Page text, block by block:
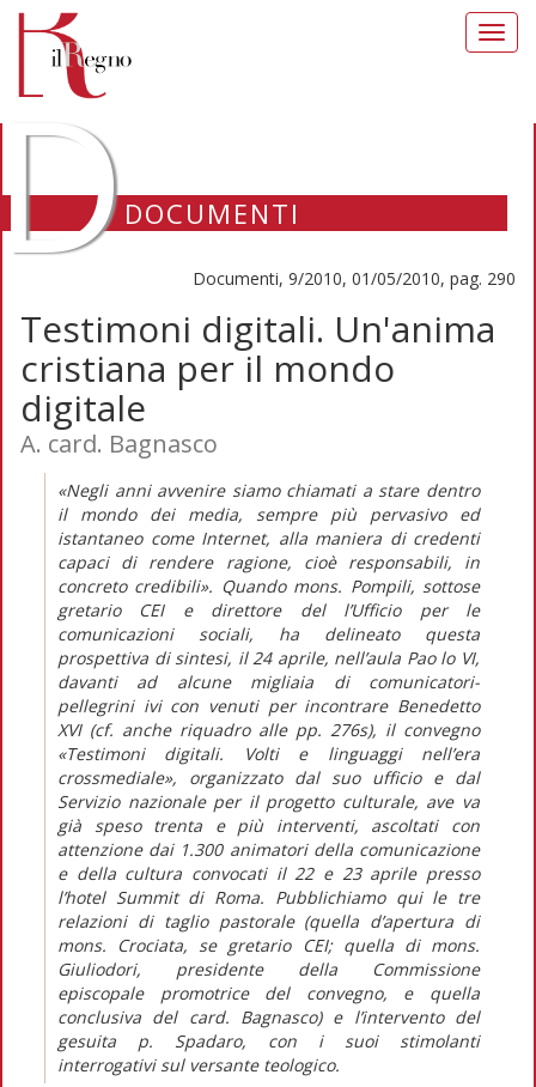
DOCUMENTI
Documenti, 9/2010, 01/05/2010, pag. 290
Testimoni digitali. Un'anima
cristiana per il mondo
digitale
A. card. Bagnasco
«Negli anni avvenire siamo chiamati a stare dentro
il mondo dei media, sempre più pervasivo ed
istantaneo come Internet, alla maniera di credenti
capaci di rendere ragione, cioè responsabili, in
concreto credibili». Quando mons. Pompili, sottose
gretario CEI e direttore del l’Ufficio per le
comunicazioni sociali, ha delineato questa
prospettiva di sintesi, il 24 aprile, nell’aula Pao lo VI,
davanti ad alcune migliaia di comunicatori-
pellegrini ivi con venuti per incontrare Benedetto
XVI (cf. anche riquadro alle pp. 276s), il convegno
«Testimoni digitali. Volti e linguaggi nell’era
crossmediale», organizzato dal suo ufficio e dal
Servizio nazionale per il progetto culturale, ave va
già speso trenta e più interventi, ascoltati con
attenzione dai 1.300 animatori della comunicazione
e della cultura convocati il 22 e 23 aprile presso
l’hotel Summit di Roma. Pubblichiamo qui le tre
relazioni di taglio pastorale (quella d’apertura di
mons. Crociata, se gretario CEI; quella di mons.
Giuliodori, presidente della Commissione
episcopale promotrice del convegno, e quella
conclusiva del card. Bagnasco) e l’intervento del
gesuita p. Spadaro, con i suoi stimolanti
interrogativi sul versante teologico.